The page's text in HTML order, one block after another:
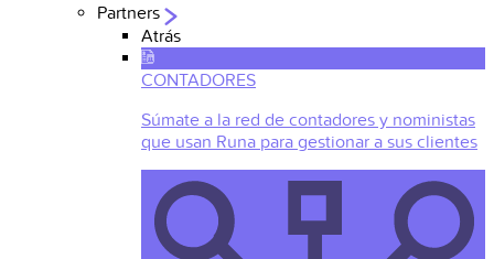
Partners
Atrás
CONTADORES
Súmate a la red de contadores y noministas
que usan Runa para gestionar a sus clientes